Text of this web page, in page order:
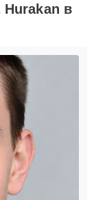
Hurakan в